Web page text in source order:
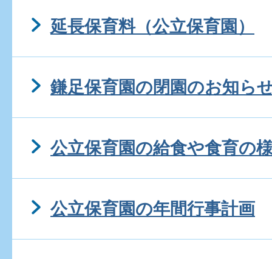
延長保育料（公立保育園）
鎌足保育園の閉園のお知ら
公立保育園の給食や食育の
公立保育園の年間行事計画